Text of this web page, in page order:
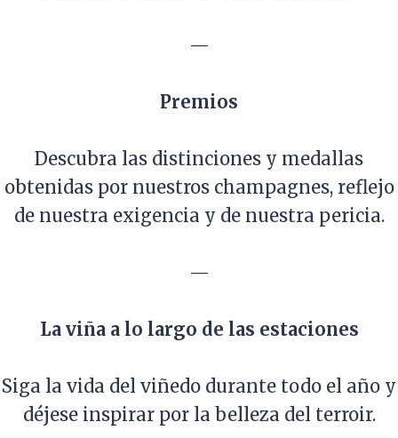
—
Premios
Descubra las distinciones y medallas
obtenidas por nuestros champagnes, reflejo
de nuestra exigencia y de nuestra pericia.
—
La viña a lo largo de las estaciones
Siga la vida del viñedo durante todo el año y
déjese inspirar por la belleza del terroir.